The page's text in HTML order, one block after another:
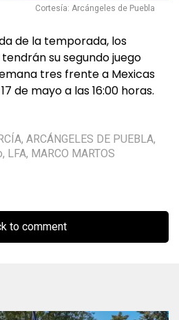
Cortesía: Arcángeles de Puebla
de la temporada, los
su segundo juego
tres frente a Mexicas
de mayo a las 16:00 horas.
, ARCÁNGELES DE PUEBLA,
, LFA, MARCO MARTOS
to comment